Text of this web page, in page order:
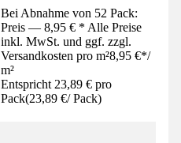
Bei Abnahme von 52 Pack:
Preis — 8,95 € * Alle Preise
inkl. MwSt. und ggf. zzgl.
Versandkosten pro m²8,95 €*/
m²
Entspricht 23,89 € pro
Pack(23,89 €/ Pack)